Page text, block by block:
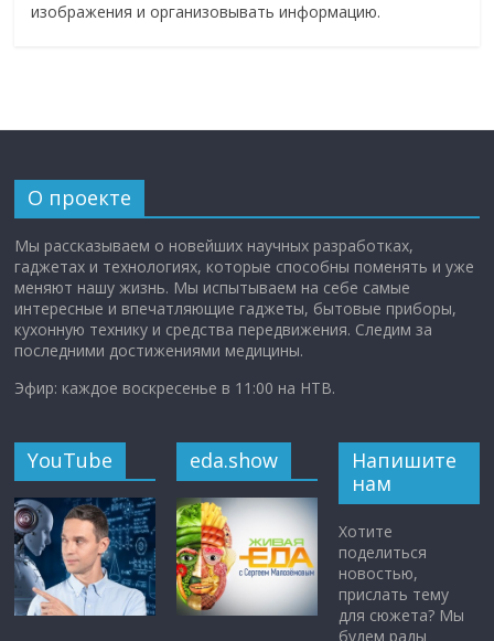
изображения и организовывать информацию.
О проекте
Мы рассказываем о новейших научных разработках,
гаджетах и технологиях, которые способны поменять и уже
меняют нашу жизнь. Мы испытываем на себе самые
интересные и впечатляющие гаджеты, бытовые приборы,
кухонную технику и средства передвижения. Следим за
последними достижениями медицины.
Эфир: каждое воскресенье в 11:00 на НТВ.
YouTube eda.show
Напишите
нам
Хотите
поделиться
новостью,
прислать тему
для сюжета? Мы
будем рады